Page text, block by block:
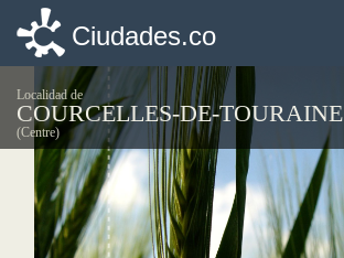
Ciudades.co
Localidad de
COURCELLES-DE-TOURAINE
(Centre)
Ciudades.co